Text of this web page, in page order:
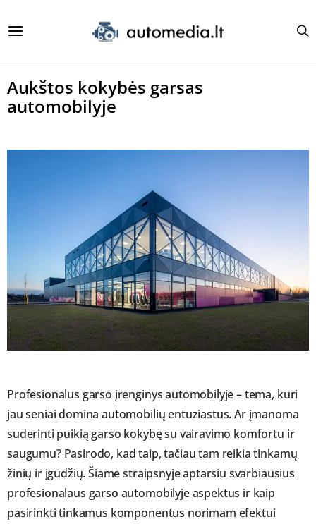
Aukštos kokybės garsas
automobilyje
Profesionalus garso įrenginys automobilyje – tema, kuri
jau seniai domina automobilių entuziastus. Ar įmanoma
suderinti puikią garso kokybę su vairavimo komfortu ir
saugumu? Pasirodo, kad taip, tačiau tam reikia tinkamų
žinių ir įgūdžių. Šiame straipsnyje aptarsiu svarbiausius
profesionalaus garso automobilyje aspektus ir kaip
pasirinkti tinkamus komponentus norimam efektui